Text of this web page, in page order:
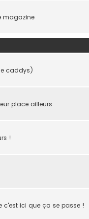
magazine
caddys)
place ailleurs
!
c'est ici que ça se passe !